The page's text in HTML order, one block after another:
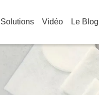
Solutions Vidéo Le Blog